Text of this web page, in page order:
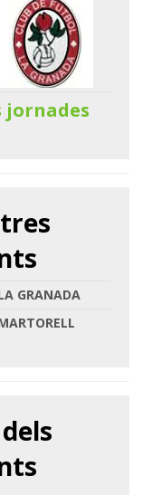
jornades
GRANADA